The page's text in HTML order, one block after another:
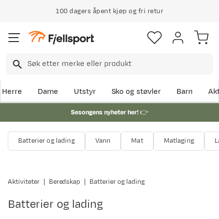
100 dagers åpent kjøp og fri retur
Herre Dame Utstyr Sko og støvler Barn
Sesongens nyheter her!👉
Batterier og lading Vann Mat Matlaging
Aktiviteter Beredskap Batterier og lading
Batterier og lading